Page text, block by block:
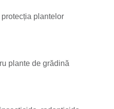
agricole
plantelor
plante de grădină